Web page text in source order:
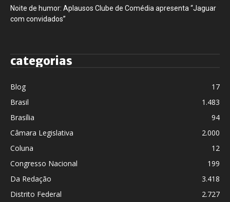
Noite de humor: Aplausos Clube de Comédia apresenta “Jaguar
com convidados”
categorias
Blog
17
Brasil
1.483
Brasília
94
Câmara Legislativa
2.000
Coluna
12
Congresso Nacional
199
Da Redação
3.418
Distrito Federal
2.727